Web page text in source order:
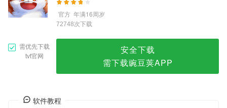
官方 年满16周岁
72748次下载
需优先下载
tvt官网
安全下载
需下载豌豆荚APP
软件教程